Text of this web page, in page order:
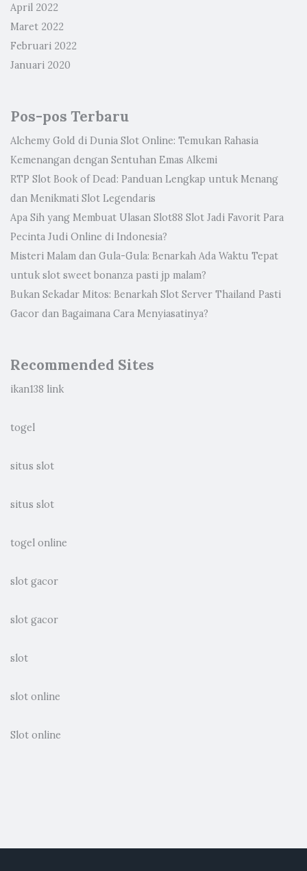
April 2022
Maret 2022
Februari 2022
Januari 2020
Pos-pos Terbaru
Alchemy Gold di Dunia Slot Online: Temukan Rahasia
Kemenangan dengan Sentuhan Emas Alkemi
RTP Slot Book of Dead: Panduan Lengkap untuk Menang
dan Menikmati Slot Legendaris
Apa Sih yang Membuat Ulasan Slot88 Slot Jadi Favorit Para
Pecinta Judi Online di Indonesia?
Misteri Malam dan Gula-Gula: Benarkah Ada Waktu Tepat
untuk slot sweet bonanza pasti jp malam?
Bukan Sekadar Mitos: Benarkah Slot Server Thailand Pasti
Gacor dan Bagaimana Cara Menyiasatinya?
Recommended Sites
ikan138 link
togel
situs slot
situs slot
togel online
slot gacor
slot gacor
slot
slot online
Slot online